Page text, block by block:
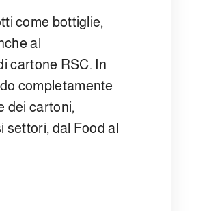
come bottiglie,
al
cartone RSC. In
completamente
dei cartoni,
dal Food al